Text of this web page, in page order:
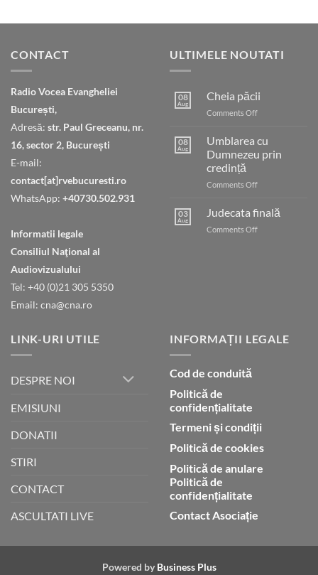
CONTACT
Radio Vocea Evangheliei
București,
Adresă: str. Paul Greceanu, nr.
16, sector 2, București
E-mail:
contact[at]rvebucuresti.ro
WhatsApp: +40730.502.931
Informatii legale
Consiliul Naţional al
Audiovizualului
Tel: +40 (0)21 305 5350
Email: cna@cna.ro
ULTIMELE NOUTATI
08
Aug
Cheia păcii
Comments Offon
08
Aug
Umblarea cu
Dumnezeu prin
credință
Comments Offon
cu
Dumnezeu
prin
03
Aug
Judecata finală
Comments Offon
LINK-URI UTILE
DESPRE NOI
EMISIUNI
DONATII
STIRI
CONTACT
ASCULTATI LIVE
INFORMAȚII LEGALE
Cod de conduită
Politică de
confidențialitate
Termeni și condiții
Politică de cookies
Politică de anulare
Politică de
confidențialitate
Contact Asociație
Powered by Business Plus